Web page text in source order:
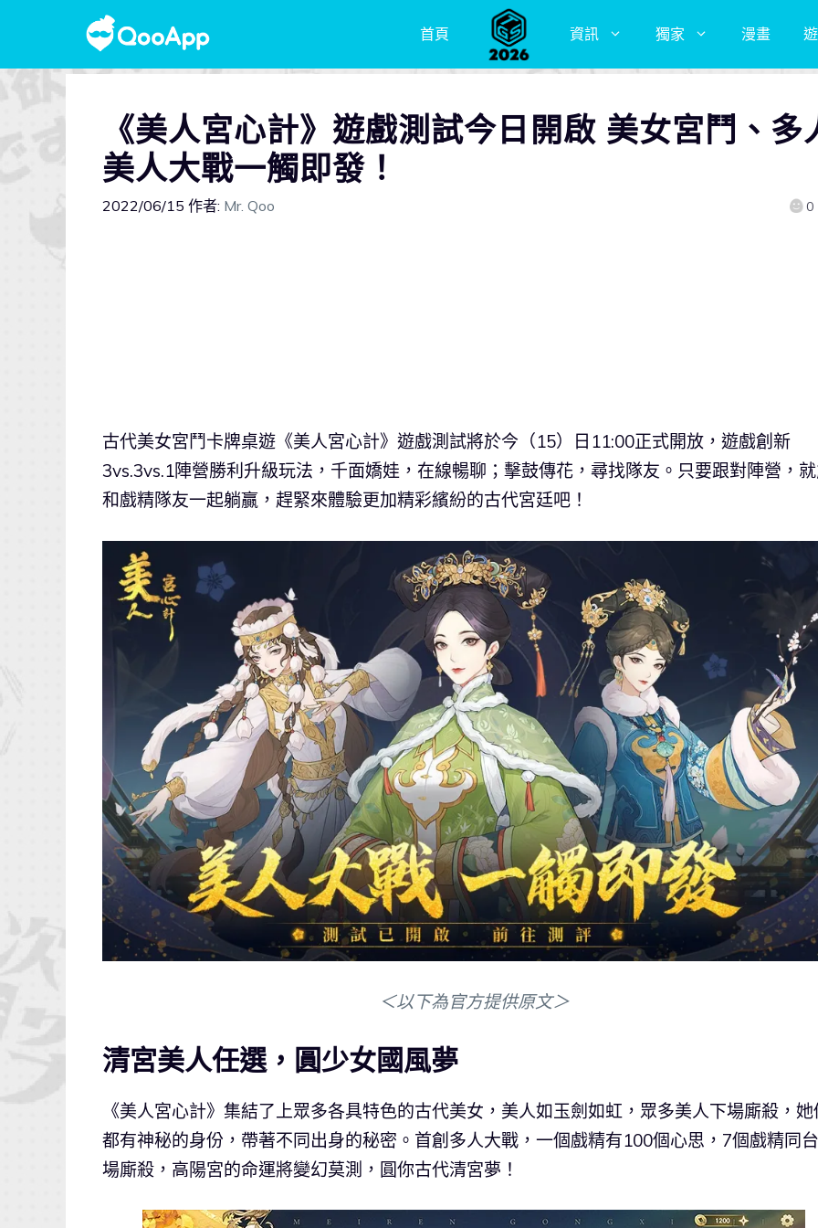
首頁 資訊 獨家 漫畫
《美人宮心計》遊戲測試今日開啟 美女宮鬥、多
美人大戰一觸即發！
2022/06/15 作者: Mr. Qoo 0
古代美女宮鬥卡牌桌遊《美人宮心計》遊戲測試將於今（15）日11:00正式開放，遊戲創新
3vs.3vs.1陣營勝利升級玩法，千面嬌娃，在線暢聊；擊鼓傳花，尋找隊友。只要跟對陣營，
和戲精隊友一起躺贏，趕緊來體驗更加精彩繽紛的古代宮廷吧！
＜以下為官方提供原文＞
清宮美人任選，圓少女國風夢
《美人宮心計》集結了上眾多各具特色的古代美女，美人如玉劍如虹，眾多美人下場廝殺，她
都有神秘的身份，帶著不同出身的秘密。首創多人大戰，一個戲精有100個心思，7個戲精同
場廝殺，高陽宮的命運將變幻莫測，圓你古代清宮夢！